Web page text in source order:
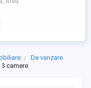
doar doi
si etajul 1). Proprietatea
sufragerie, ...
De vanzare
camere